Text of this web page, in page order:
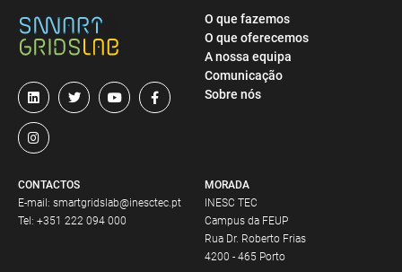
MORADA
INESC TEC
Campus da FEUP
Rua Dr. Roberto Frias
4200 - 465 Porto
CONTACTOS
E-mail: smartgridslab@inesctec.pt
Tel: +351 222 094 000
O que fazemos
O que oferecemos
A nossa equipa
Comunicação
Sobre nós